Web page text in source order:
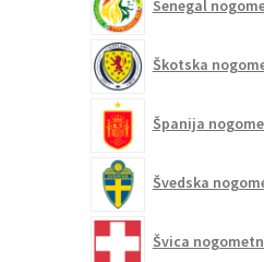
Senegal
Škotska
Španija
Švedska
Švica